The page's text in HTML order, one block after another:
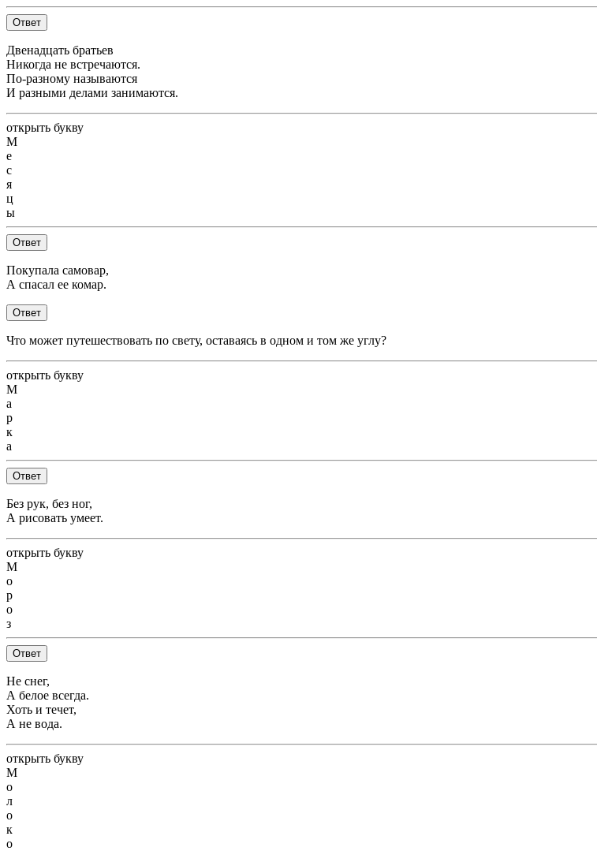
Ответ
Двенадцать братьев
Никогда не встречаются.
По-разному называются
И разными делами занимаются.
открыть букву
М
е
с
я
ц
ы
Ответ
Покупала самовар,
А спасал ее комар.
Ответ
Что может путешествовать по свету, оставаясь в одном и том же углу?
открыть букву
М
а
р
к
а
Ответ
Без рук, без ног,
А рисовать умеет.
открыть букву
М
о
р
о
з
Ответ
Не снег,
А белое всегда.
Хоть и течет,
А не вода.
открыть букву
М
о
л
о
к
о